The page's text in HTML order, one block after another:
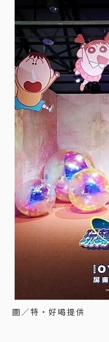
圖／特‧好喝提供